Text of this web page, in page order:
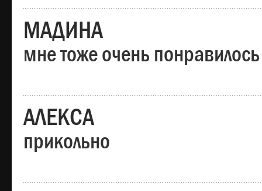
МАДИНА
мне тоже очень
АЛЕКСА
прикольно